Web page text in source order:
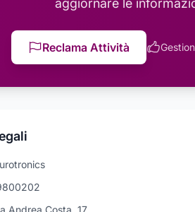
aggiornare le
Reclama Attività
Andrea Costa, 17